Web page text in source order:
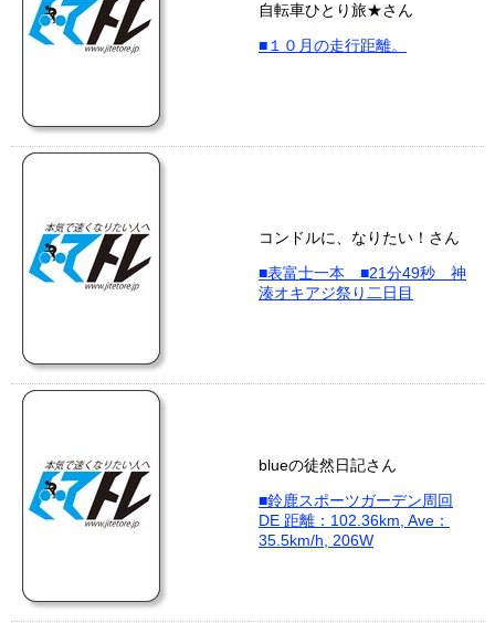
自転車ひとり旅★さん
■１０月の走行距離。
コンドルに、なりたい！さん
■表富士一本 ■21分49秒 神
湊オキアジ祭り二日目
blueの徒然日記さん
■鈴鹿スポーツガーデン周回
DE 距離：102.36km, Ave：
35.5km/h, 206W